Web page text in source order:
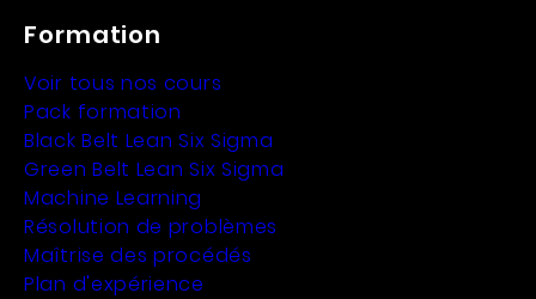
Formation
Voir tous nos cours
Pack formation
Black Belt Lean Six Sigma
Green Belt Lean Six Sigma
Machine Learning
Résolution de problèmes
Maîtrise des procédés
Plan d'expérience